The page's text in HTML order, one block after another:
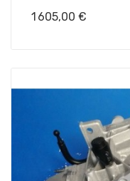
Prix
1 605,00 €